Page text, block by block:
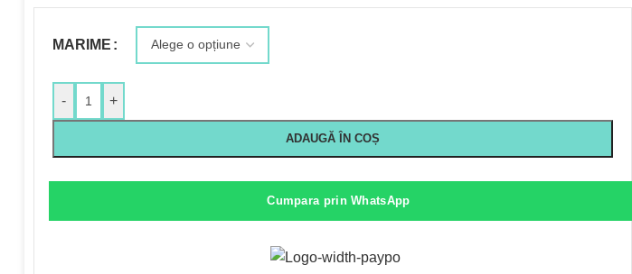
MARIME
- +
ADAUGĂ ÎN COȘ
Cumpara prin WhatsApp